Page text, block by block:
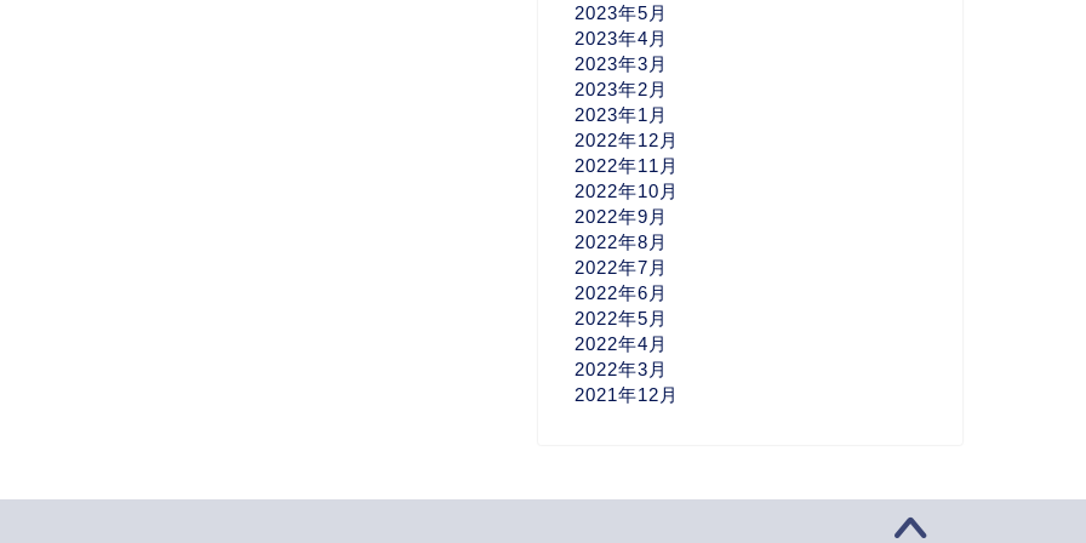
2023年5月
2023年4月
2023年3月
2023年2月
2023年1月
2022年12月
2022年11月
2022年10月
2022年9月
2022年8月
2022年7月
2022年6月
2022年5月
2022年4月
2022年3月
2021年12月